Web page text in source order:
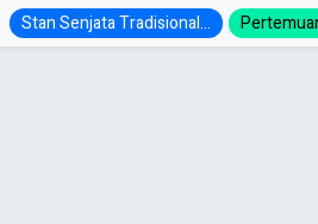
Stan Senjata Tradisional...